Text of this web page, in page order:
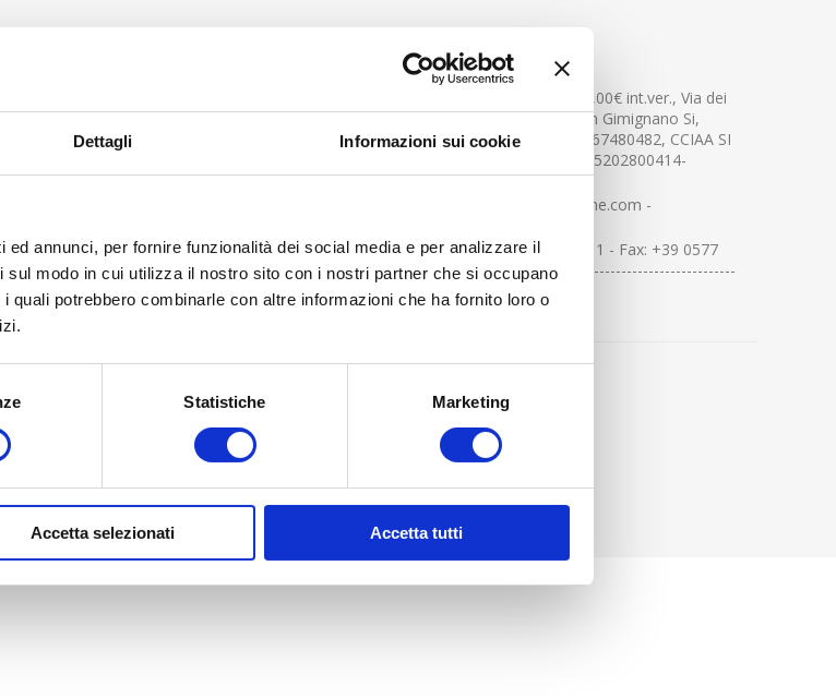
Dettagli Informazioni sui cookie
annunci, per fornire funzionalità dei social media e per analizzare il
modo in cui utilizza il nostro sito con i nostri partner che si occupano
quali potrebbero combinarle con altre informazioni che ha fornito loro o
Statistiche Marketing
Accetta selezionati Accetta tutti
Indirizzi
Confronta i prodotti
Cap.soc. 2.500.000,00€ int.ver., Via dei
platani n. 15, 53037 San Gimignano Si,
Part.IVA e Cod.Fisc.04367480482, CCIAA SI
n.94391 , MOCA=IT0905202800414-
info@centerglassline.com -
Tel: +39 0577 94411 - Fax: +39 0577
944156-161-162 ----------------------------------
Centerglassline. Tutti i diritti riservati